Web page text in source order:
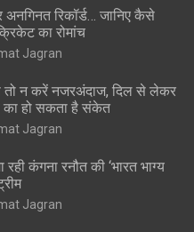
रिकॉर्ड… जानिए कैसे
का रोमांच
Jagran
तो न करें नजरअंदाज, दिल से लेकर
का हो सकता है संकेत
Jagran
कंगना रनौत की ‘भारत भाग्य
Jagran